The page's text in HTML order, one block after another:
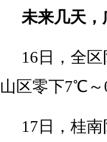
未来几天，
16日，全
山区零下7℃
17日，桂